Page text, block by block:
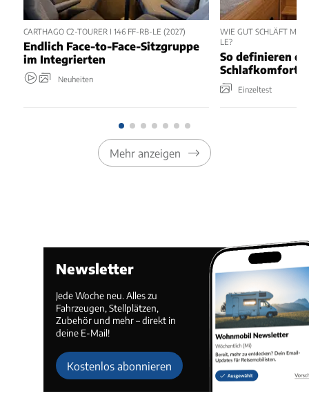
CARTHAGO C2-TOURER I 146 FF-RB-LE (2027)
Endlich Face-to-Face-Sitzgruppe
im Integrierten
Neuheiten
WIE GUT SCHLÄFT
LE?
So definieren
Schlafkomfort
Einzeltest
Mehr anzeigen
Newsletter
Jede Woche neu. Alles zu
Fahrzeugen, Stellplätzen,
Zubehör und mehr – direkt in
deine E-Mail!
Kostenlos abonnieren